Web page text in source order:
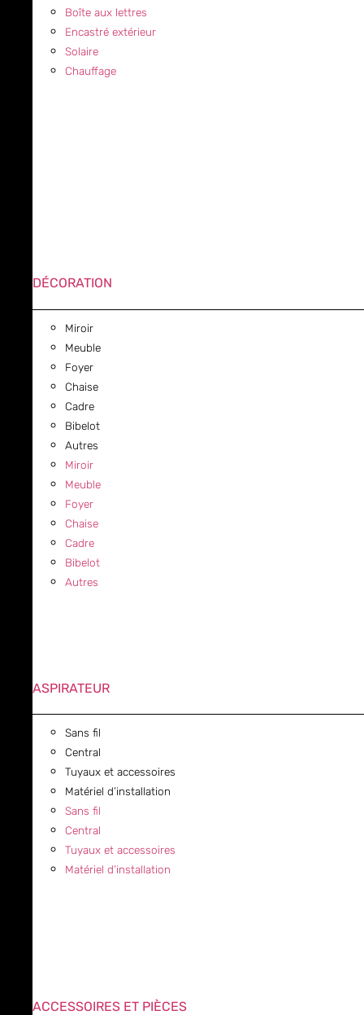
Boîte aux lettres
Encastré extérieur
Solaire
Chauffage
DÉCORATION
Miroir
Meuble
Foyer
Chaise
Cadre
Bibelot
Autres
Miroir
Meuble
Foyer
Chaise
Cadre
Bibelot
Autres
ASPIRATEUR
Sans fil
Central
Tuyaux et accessoires
Matériel d’installation
Sans fil
Central
Tuyaux et accessoires
Matériel d’installation
ACCESSOIRES ET PIÈCES